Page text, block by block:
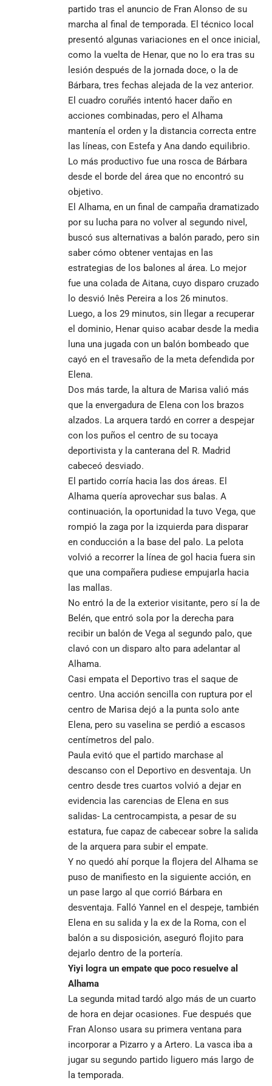
partido tras el anuncio de Fran Alonso de su
marcha al final de temporada. El técnico local
presentó algunas variaciones en el once inicial,
como la vuelta de Henar, que no lo era tras su
lesión después de la jornada doce, o la de
Bárbara, tres fechas alejada de la vez anterior.
El cuadro coruñés intentó hacer daño en
acciones combinadas, pero el Alhama
mantenía el orden y la distancia correcta entre
las líneas, con Estefa y Ana dando equilibrio.
Lo más productivo fue una rosca de Bárbara
desde el borde del área que no encontró su
objetivo.
El Alhama, en un final de campaña dramatizado
por su lucha para no volver al segundo nivel,
buscó sus alternativas a balón parado, pero sin
saber cómo obtener ventajas en las
estrategias de los balones al área. Lo mejor
fue una colada de Aitana, cuyo disparo cruzado
lo desvió Inês Pereira a los 26 minutos.
Luego, a los 29 minutos, sin llegar a recuperar
el dominio, Henar quiso acabar desde la media
luna una jugada con un balón bombeado que
cayó en el travesaño de la meta defendida por
Elena.
Dos más tarde, la altura de Marisa valió más
que la envergadura de Elena con los brazos
alzados. La arquera tardó en correr a despejar
con los puños el centro de su tocaya
deportivista y la canterana del R. Madrid
cabeceó desviado.
El partido corría hacia las dos áreas. El
Alhama quería aprovechar sus balas. A
continuación, la oportunidad la tuvo Vega, que
rompió la zaga por la izquierda para disparar
en conducción a la base del palo. La pelota
volvió a recorrer la línea de gol hacia fuera sin
que una compañera pudiese empujarla hacia
las mallas.
No entró la de la exterior visitante, pero sí la de
Belén, que entró sola por la derecha para
recibir un balón de Vega al segundo palo, que
clavó con un disparo alto para adelantar al
Alhama.
Casi empata el Deportivo tras el saque de
centro. Una acción sencilla con ruptura por el
centro de Marisa dejó a la punta solo ante
Elena, pero su vaselina se perdió a escasos
centímetros del palo.
Paula evitó que el partido marchase al
descanso con el Deportivo en desventaja. Un
centro desde tres cuartos volvió a dejar en
evidencia las carencias de Elena en sus
salidas- La centrocampista, a pesar de su
estatura, fue capaz de cabecear sobre la salida
de la arquera para subir el empate.
Y no quedó ahí porque la flojera del Alhama se
puso de manifiesto en la siguiente acción, en
un pase largo al que corrió Bárbara en
desventaja. Falló Yannel en el despeje, también
Elena en su salida y la ex de la Roma, con el
balón a su disposición, aseguró flojito para
dejarlo dentro de la portería.
Yiyi logra un empate que poco resuelve al
Alhama
La segunda mitad tardó algo más de un cuarto
de hora en dejar ocasiones. Fue después que
Fran Alonso usara su primera ventana para
incorporar a Pizarro y a Artero. La vasca iba a
jugar su segundo partido liguero más largo de
la temporada.